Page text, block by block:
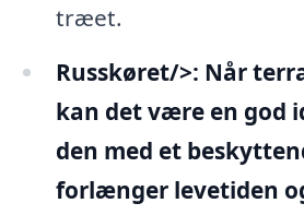
træet.
Russkøret/>: Når
kan det være en god
den med et
forlænger levetiden